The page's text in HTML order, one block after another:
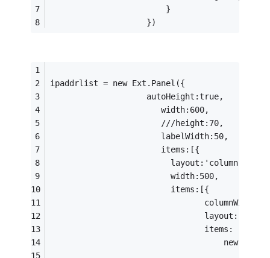
                        }
                    })
ipaddrlist = new Ext.Panel({
                    autoHeight:true,
                       width:600,
                       ///height:70,
                       labelWidth:50,
                       items:[{
                         layout:'column',
                         width:500,
                         items:[{
layout:
                                items: [
new